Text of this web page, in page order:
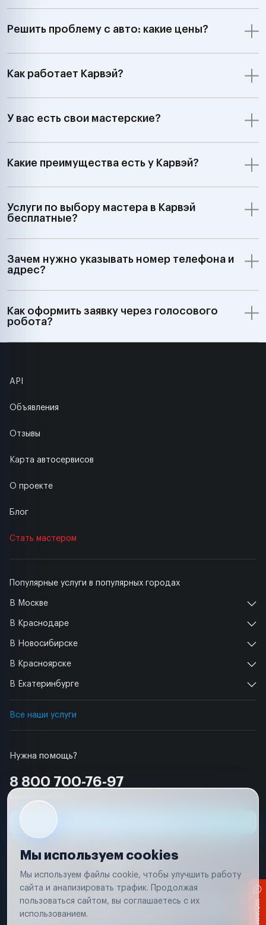
Решить проблему с авто: какие цены?
Как работает Карвэй?
У вас есть свои мастерские?
Какие преимущества есть у Карвэй?
Услуги по выбору мастера в Карвэй
бесплатные?
Зачем нужно указывать номер телефона и
адрес?
Как оформить заявку через голосового
робота?
Нужна помощь?
8 800 700-76-97
Популярные услуги в популярных городах
В Москве
В Краснодаре
В Новосибирске
В Красноярске
В Екатеринбурге
Все наши услуги
API
Объявления
Отзывы
Карта автосервисов
О проекте
Блог
Стать мастером
Условия использования
Вся информация, представленная на сайте, носит исключительно
соответствии с положениями статьи 437 (п. 2) Гражданского кодекса
Мы используем cookies
Мы используем файлы cookie, чтобы улучшить работу
сайта и анализировать трафик. Продолжая
пользоваться сайтом, вы соглашаетесь с их
использованием.